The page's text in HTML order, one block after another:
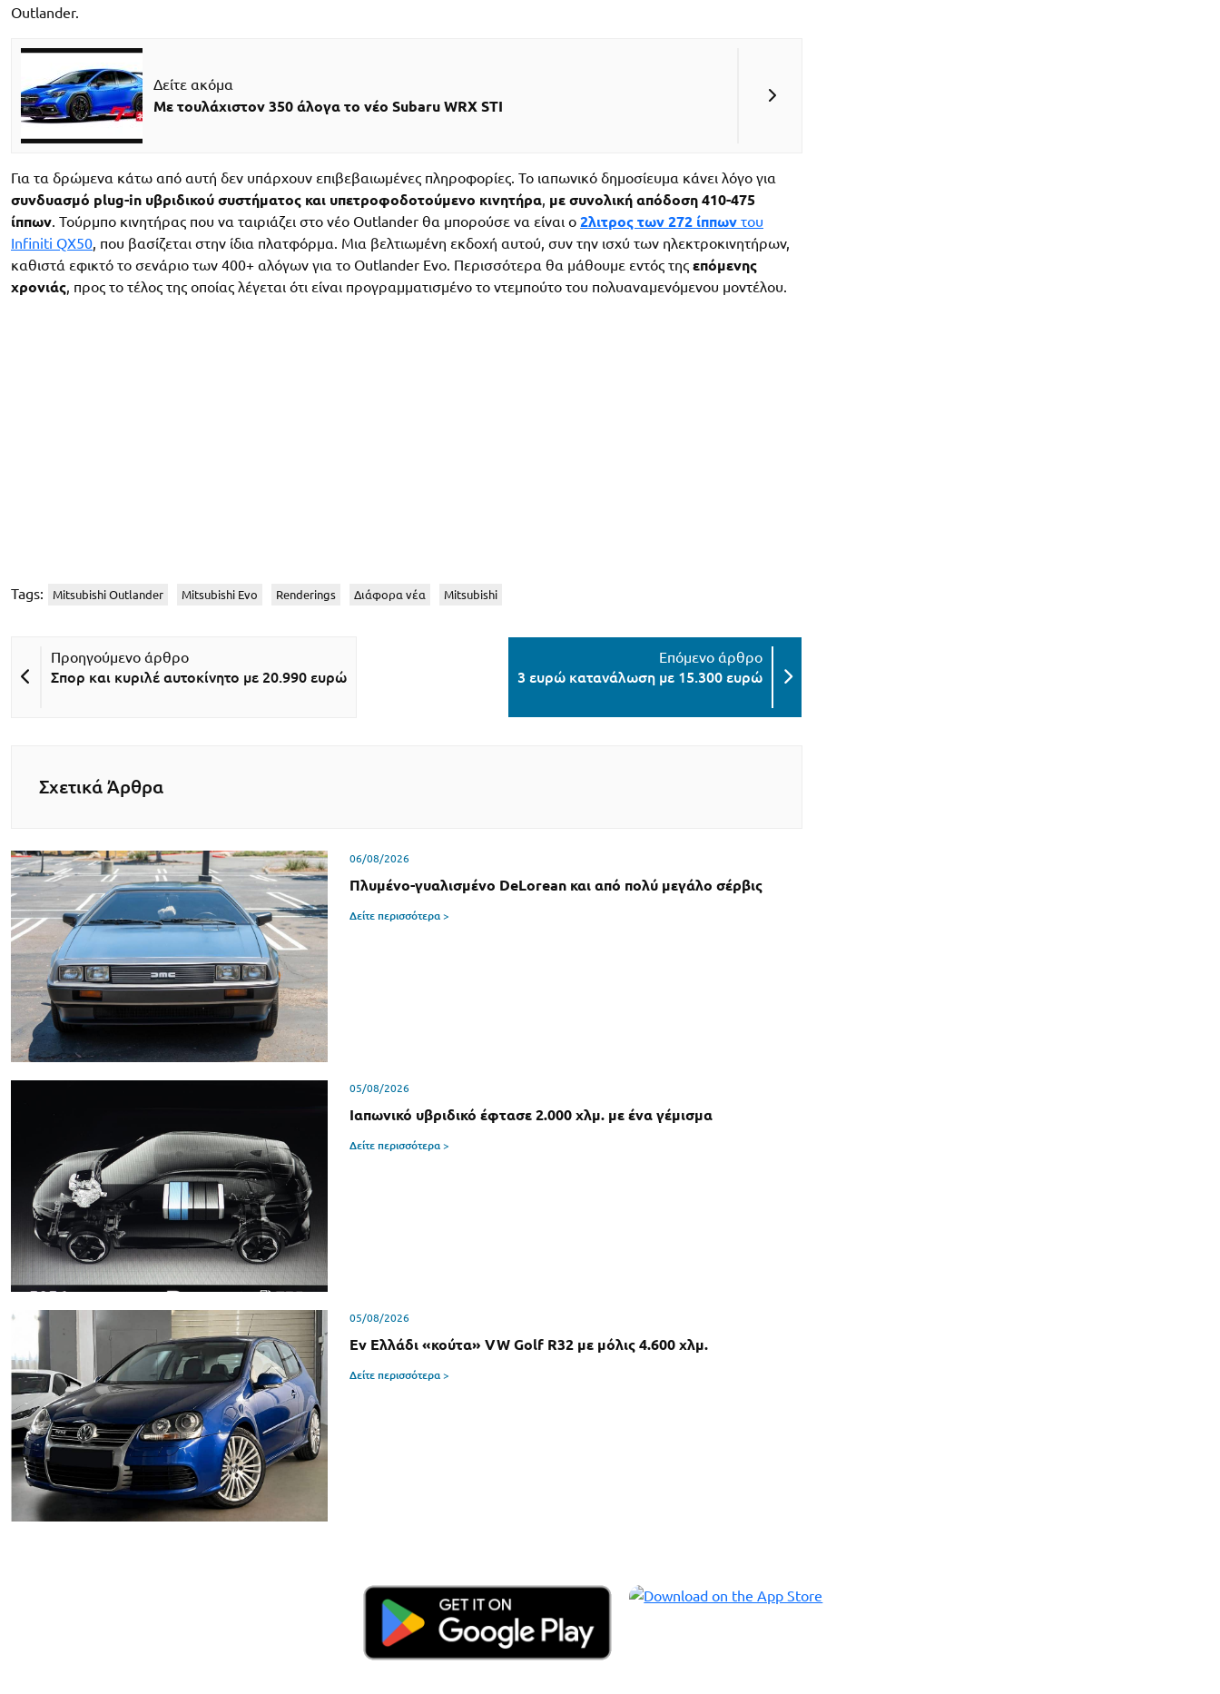
Outlander.
Δείτε ακόμα
Με τουλάχιστον 350 άλογα το νέο Subaru WRX STI
Για τα δρώμενα κάτω από αυτή δεν υπάρχουν επιβεβαιωμένες πληροφορίες. Το ιαπωνικό δημοσίευμα κάνει λόγο για
συνδυασμό plug-in υβριδικού συστήματος και υπετροφοδοτούμενο κινητήρα, με συνολική απόδοση 410-475
ίππων. Τούρμπο κινητήρας που να ταιριάζει στο νέο Outlander θα μπορούσε να είναι ο 2λιτρος των 272 ίππων του
Infiniti QX50, που βασίζεται στην ίδια πλατφόρμα. Μια βελτιωμένη εκδοχή αυτού, συν την ισχύ των ηλεκτροκινητήρων,
καθιστά εφικτό το σενάριο των 400+ αλόγων για το Outlander Evo. Περισσότερα θα μάθουμε εντός της επόμενης
χρονιάς, προς το τέλος της οποίας λέγεται ότι είναι προγραμματισμένο το ντεμπούτο του πολυαναμενόμενου μοντέλου.
Tags: Mitsubishi Outlander Mitsubishi Evo Renderings Διάφορα νέα Mitsubishi
Σπορ και κυριλέ αυτοκίνητο με 20.990 ευρώ 3 ευρώ κατανάλωση με 15.300 ευρώ
Σχετικά Άρθρα
06/08/2026
Πλυμένο-γυαλισμένο DeLorean και από πολύ μεγάλο σέρβις
Δείτε περισσότερα >
05/08/2026
Ιαπωνικό υβριδικό έφτασε 2.000 χλμ. με ένα γέμισμα
Δείτε περισσότερα >
05/08/2026
Εν Ελλάδι «κούτα» VW Golf R32 με μόλις 4.600 χλμ.
Δείτε περισσότερα >